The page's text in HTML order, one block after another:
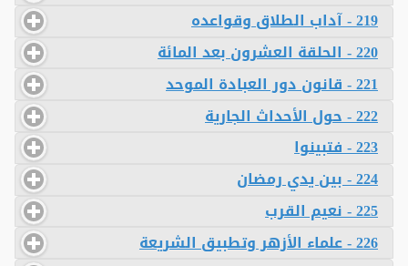
219 - آداب الطلاق وقواعده
220 - الحلقة العشرون بعد المائة
221 - قانون دور العبادة الموحد
222 - حول الأحداث الجارية
223 - فتبينوا
224 - بين يدي رمضان
225 - نعيم القرب
226 - علماء الأزهر وتطبيق الشريعة